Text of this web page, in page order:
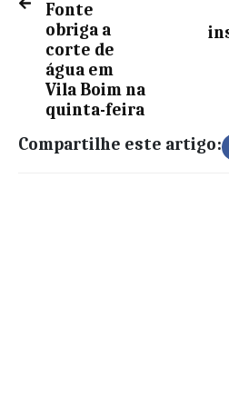
Fonte
obriga a
corte de
água em
Vila Boim na
quinta-feira
Compartilhe este artigo: